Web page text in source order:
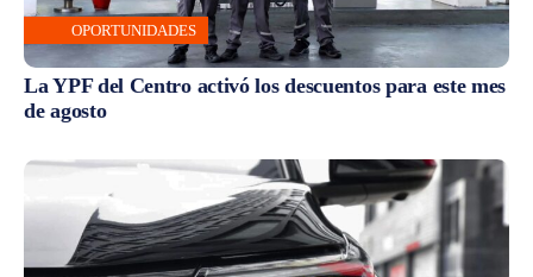
OPORTUNIDADES
La YPF del Centro activó los descuentos para este mes
de agosto